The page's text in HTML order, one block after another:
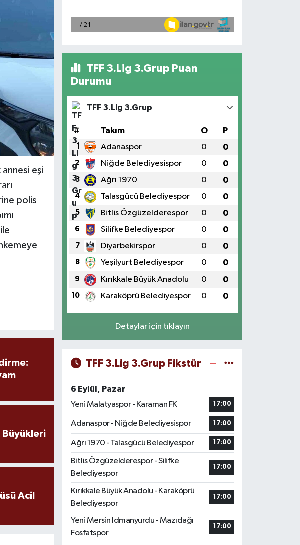
eşi
polis
Büyükleri
Acil
TFF 3.Lig 3.Grup Puan
Durumu
TFF 3.Lig 3.Grup
# Takım O P
1 Adanaspor 0 0
2 Niğde Belediyesispor 0 0
3 Ağrı 1970 0 0
4 Talasgücü Belediyespor 0 0
5 Bitlis Özgüzelderespor 0 0
6 Silifke Belediyespor 0 0
7 Diyarbekirspor 0 0
8 Yeşilyurt Belediyespor 0 0
9 Kırıkkale Büyük Anadolu 0 0
10 Karaköprü Belediyespor 0 0
Detaylar için tıklayın
TFF 3.Lig 3.Grup Fikstür
6 Eylül, Pazar
Yeni Malatyaspor - Karaman FK
17:00
Adanaspor - Niğde Belediyesispor 17:00
Ağrı 1970 - Talasgücü Belediyespor 17:00
Bitlis Özgüzelderespor - Silifke
Belediyespor
17:00
Kırıkkale Büyük Anadolu - Karaköprü
Belediyespor
17:00
Yeni Mersin Idmanyurdu - Mazıdağı
Fosfatspor
17:00